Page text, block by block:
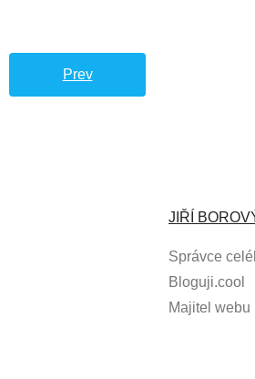
Prev
JIŘÍ
Správce
Bloguji.cool
Majitel webu